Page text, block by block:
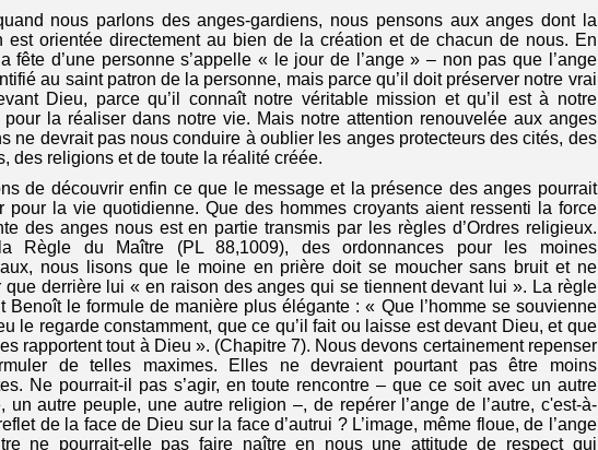
nous parlons des anges-gardiens, nous pensons aux anges dont la
est orientée directement au bien de la création et de chacun de nous. En
fête d’une personne s’appelle « le jour de l’ange » – non pas que l’ange
au saint patron de la personne, mais parce qu’il doit préserver notre vrai
Dieu, parce qu’il connaît notre véritable mission et qu’il est à notre
pour la réaliser dans notre vie. Mais notre attention renouvelée aux anges
ne devrait pas nous conduire à oublier les anges protecteurs des cités, des
des religions et de toute la réalité créée.
de découvrir enfin ce que le message et la présence des anges pourrait
pour la vie quotidienne. Que des hommes croyants aient ressenti la force
des anges nous est en partie transmis par les règles d’Ordres religieux.
Règle du Maître (PL 88,1009), des ordonnances pour les moines
nous lisons que le moine en prière doit se moucher sans bruit et ne
que derrière lui « en raison des anges qui se tiennent devant lui ». La règle
Benoît le formule de manière plus élégante : « Que l’homme se souvienne
le regarde constamment, que ce qu’il fait ou laisse est devant Dieu, et que
rapportent tout à Dieu ». (Chapitre 7). Nous devons certainement repenser
de telles maximes. Elles ne devraient pourtant pas être moins
Ne pourrait-il pas s’agir, en toute rencontre – que ce soit avec un autre
un autre peuple, une autre religion –, de repérer l’ange de l’autre, c'est-à-
de la face de Dieu sur la face d’autrui ? L’image, même floue, de l’ange
ne pourrait-elle pas faire naître en nous une attitude de respect qui